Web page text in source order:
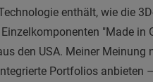
enthält, wie die
"Made in
den USA. Meiner Meinung
Portfolios anbieten